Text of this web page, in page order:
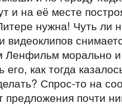
и на её месте
нужна! Чуть ли
видеоклипов
Ленфильм морально и
его, как тогда
Спрос-то на
предложения почти